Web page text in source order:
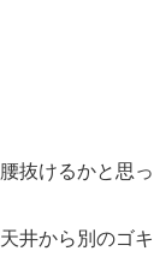
抜けるかと思っ
井から別のゴキ